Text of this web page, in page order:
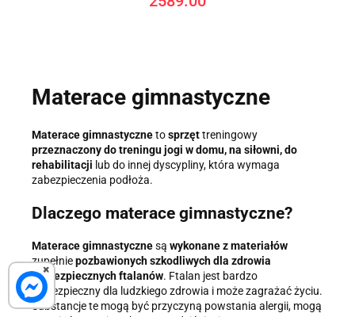
×
Materace gimnastyczne
Materace gimnastycznetosprzęttreningowy
przeznaczony do treningu jogi w domu, na siłowni, do
rehabilitacji lub do innej dyscypliny, która wymaga
zabezpieczenia podłoża.
Dlaczego materace gimnastyczne?
Materace gimnastycznesą wykonane z materiałów
zupełniepozbawionych szkodliwych dla zdrowia
niebezpiecznych ftalanów. Ftalan jest bardzo
niebezpieczny dla ludzkiego zdrowia i może zagrażać życiu.
Substancje te mogą być przyczyną powstania alergii, mogą